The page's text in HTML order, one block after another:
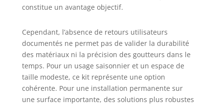
une installation
d'eau solaire, un
tuyau de 10 m,
une tête de filtre
en laiton, 10 tiges
d'égouttage, de
nombreux
raccords et un
constitue un avantage objectif.
Cependant, l’absence de retours utilisateurs
documentés ne permet pas de valider la durabilité
des matériaux ni la précision des goutteurs dans le
temps. Pour un usage saisonnier et un espace de
taille modeste, ce kit représente une option
cohérente. Pour une installation permanente sur
une surface importante, des solutions plus robustes